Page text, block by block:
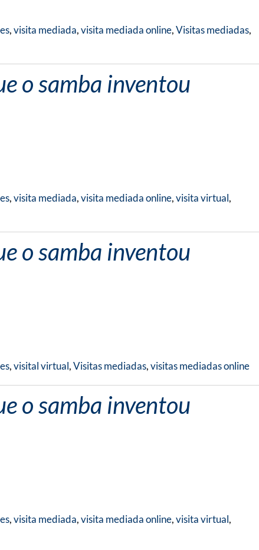
,visita mediada,visita mediada online,Visitas mediadas,
o samba inventou
,visita mediada,visita mediada online,visita virtual,
o samba inventou
,visital virtual,Visitas mediadas,visitas mediadas online
o samba inventou
,visita mediada,visita mediada online,visita virtual,